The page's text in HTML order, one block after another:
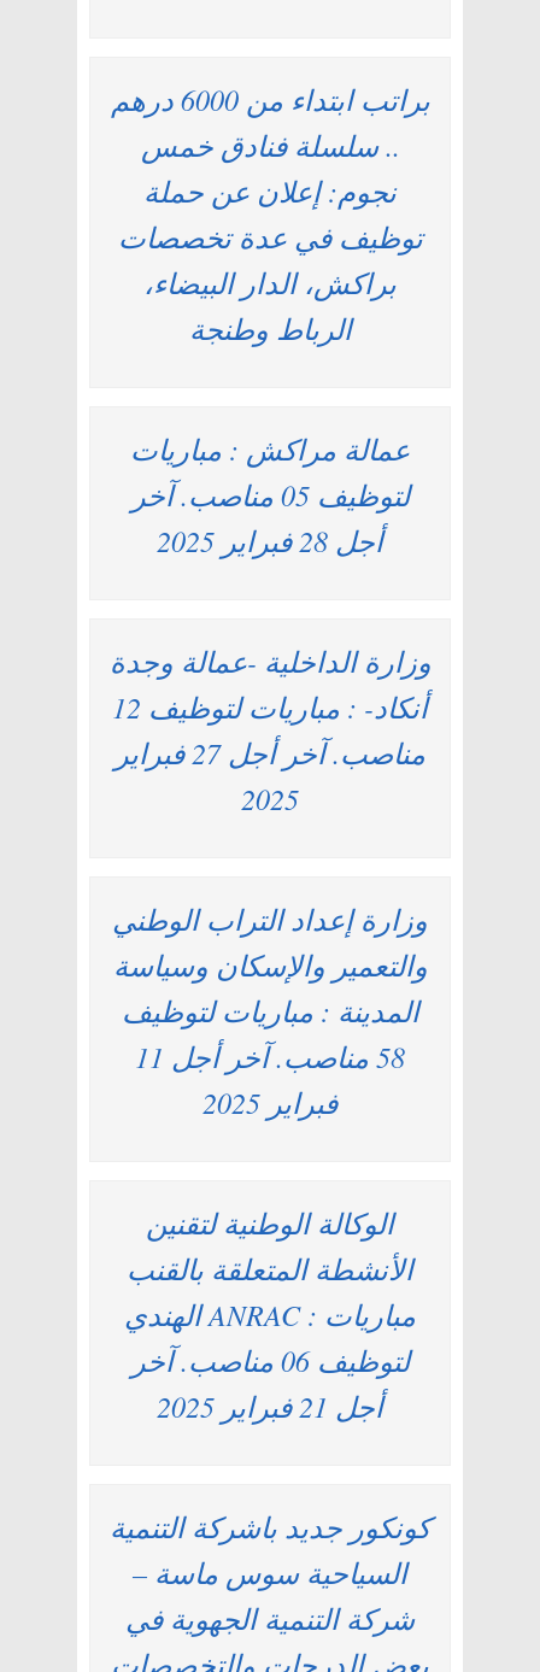
براتب ابتداء من 6000 درهم
.. سلسلة فنادق خمس
نجوم: إعلان عن حملة
توظيف في عدة تخصصات
براكش، الدار البيضاء،
الرباط وطنجة
عمالة مراكش : مباريات
لتوظيف 05 مناصب. آخر
أجل 28 فبراير 2025
وزارة الداخلية -عمالة وجدة
أنكاد- : مباريات لتوظيف 12
مناصب. آخر أجل 27 فبراير
2025
وزارة إعداد التراب الوطني
والتعمير والإسكان وسياسة
المدينة : مباريات لتوظيف
58 مناصب. آخر أجل 11
فبراير 2025
الوكالة الوطنية لتقنين
الأنشطة المتعلقة بالقنب
الهندي ANRAC : مباريات
لتوظيف 06 مناصب. آخر
أجل 21 فبراير 2025
كونكور جديد باشركة التنمية
السياحية سوس ماسة –
شركة التنمية الجهوية في
بعض الدرجات والتخصصات